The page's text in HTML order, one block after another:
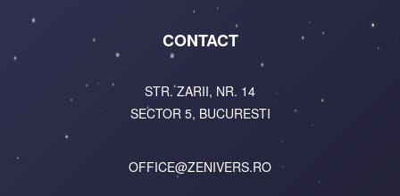
CONTACT
STR. ZARII, NR. 14
SECTOR 5, BUCURESTI
OFFICE@ZENIVERS.RO